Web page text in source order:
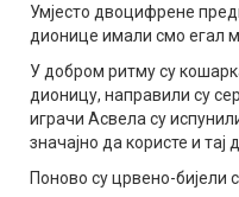
Умјесто двоцифрене
дионице имали смо егал
У добром ритму су
дионицу, направили су
играчи Асвела су
значајно да користе и тај
Поново су црвено-бијели